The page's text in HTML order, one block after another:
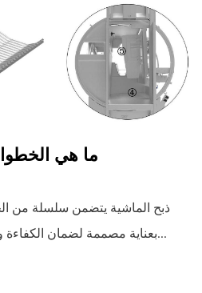
ما هي
ذبح الماشية يتضمن سلسلة من
بعناية مصممة لضمان الكفاءة والسلامة والالتزام بالممارسا...